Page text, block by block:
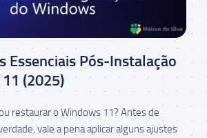
Essenciais Pós-Instalação
(2025)
restaurar o Windows 11? Antes de
vale a pena aplicar alguns ajustes